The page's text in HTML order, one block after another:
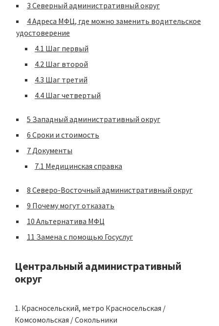
3 Северный административный округ
4Адреса МФЦ, где можно заменить водительское
удостоверение
4.1 Шаг первый
4.2 Шаг второй
4.3 Шаг третий
4.4 Шаг четвертый
5 Западный административный округ
6 Сроки и стоимость
7Документы
7.1 Медицинская справка
8 Северо-Восточный административный округ
9 Почему могут отказать
10 Альтернатива МФЦ
11 Замена с помощью Госуслуг
Центральный административный
округ
Красносельский, метро Красносельская /
Комсомольская / Сокольники